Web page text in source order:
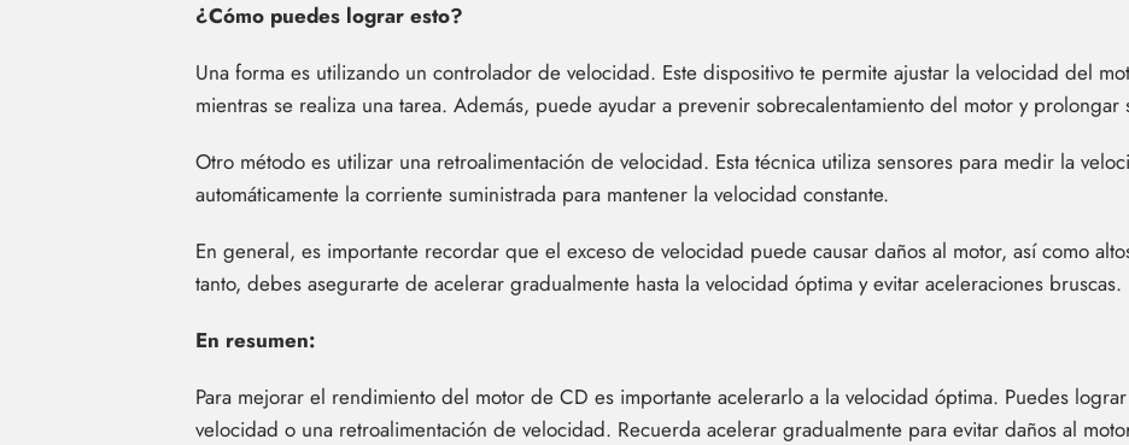
¿Cómo puedes lograr esto?
Una forma es utilizando un controlador de velocidad. Este dispositivo te permite ajustar la velocidad del
mientras se realiza una tarea. Además, puede ayudar a prevenir sobrecalentamiento del motor y prolongar
Otro método es utilizar una retroalimentación de velocidad. Esta técnica utiliza sensores para medir la
automáticamente la corriente suministrada para mantener la velocidad constante.
En general, es importante recordar que el exceso de velocidad puede causar daños al motor, así como
tanto, debes asegurarte de acelerar gradualmente hasta la velocidad óptima y evitar aceleraciones bruscas.
En resumen:
Para mejorar el rendimiento del motor de CD es importante acelerarlo a la velocidad óptima. Puedes
velocidad o una retroalimentación de velocidad. Recuerda acelerar gradualmente para evitar daños al